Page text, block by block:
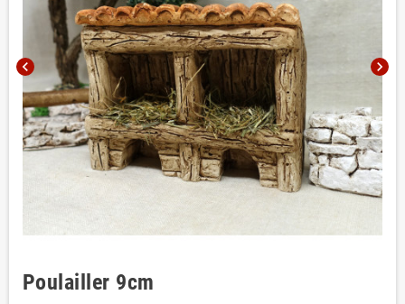
chevron_left chevron_right
Poulailler 9cm